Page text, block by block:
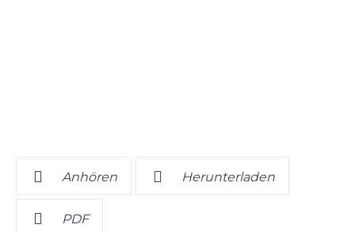
Anhören Herunterladen
PDF